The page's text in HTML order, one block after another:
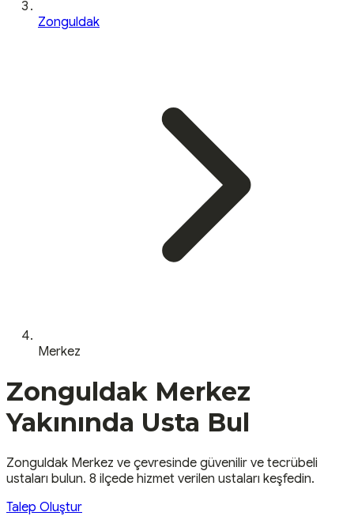
Zonguldak
Merkez
Zonguldak Merkez
Yakınında Usta Bul
Zonguldak Merkez ve çevresinde güvenilir ve tecrübeli
ustaları bulun. 8 ilçede hizmet verilen ustaları keşfedin.
Talep Oluştur